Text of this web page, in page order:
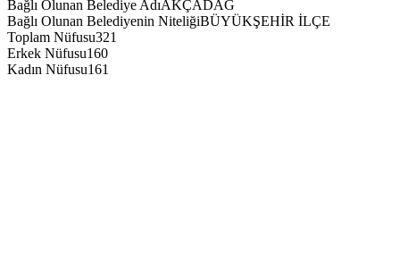
Bağlı Olunan Belediye AdıAKÇADAĞ
Bağlı Olunan Belediyenin NiteliğiBÜYÜKŞEHİR İLÇE
Toplam Nüfusu321
Erkek Nüfusu160
Kadın Nüfusu161